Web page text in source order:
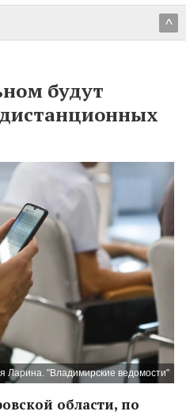
^
будут
Ларина. "Владимирские ведомости"
области, по